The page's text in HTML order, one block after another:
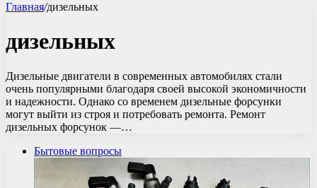
Главная/дизельных
дизельных
Дизельные двигатели в современных автомобилях стали
очень популярными благодаря своей высокой экономичности
и надежности. Однако со временем дизельные форсунки
могут выйти из строя и потребовать ремонта. Ремонт
дизельных форсунок —…
Бытовые вопросы